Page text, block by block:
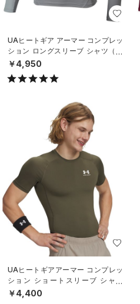
UAヒートギア アーマー コンプレッ
ション ロングスリーブ シャツ（ト
レーニング/MEN）
￥4,950
UAヒートギアアーマー コンプレッ
ション ショートスリーブ シャツ
（トレーニング/MEN）
￥4,400